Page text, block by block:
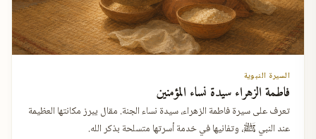
السيرة النبوية
فاطمة الزهراء سيدة نساء المؤمنين
تعرف على سيرة فاطمة الزهراء، سيدة نساء الجنة. مقال يبرز مكانتها العظيمة
عند النبي ﷺ، وتفانيها في خدمة أسرتها متسلحة بذكر الله.